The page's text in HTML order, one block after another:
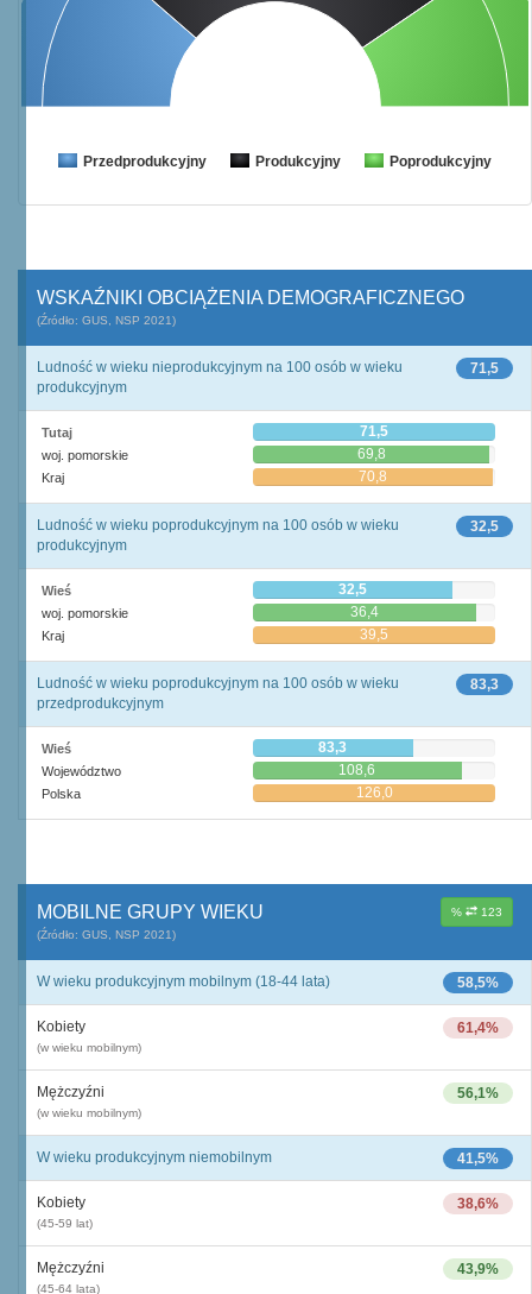
Przedprodukcyjny Produkcyjny Poprodukcyjny
WSKAŹNIKI OBCIĄŻENIA DEMOGRAFICZNEGO
(Źródło: GUS, NSP 2021)
71,5
Ludność w wieku nieprodukcyjnym na 100 osób w wieku
produkcyjnym
Tutaj 71,5
woj. pomorskie 69,8
Kraj 70,8
32,5
Ludność w wieku poprodukcyjnym na 100 osób w wieku
produkcyjnym
Wieś 32,5
woj. pomorskie 36,4
Kraj 39,5
83,3
Ludność w wieku poprodukcyjnym na 100 osób w wieku
przedprodukcyjnym
Wieś 83,3
Województwo 108,6
Polska 126,0
% 123
MOBILNE GRUPY WIEKU
(Źródło: GUS, NSP 2021)
58,5%
W wieku produkcyjnym mobilnym (18-44 lata)
61,4%
Kobiety
(w wieku mobilnym)
56,1%
Mężczyźni
(w wieku mobilnym)
41,5%
W wieku produkcyjnym niemobilnym
38,6%
Kobiety
(45-59 lat)
43,9%
Mężczyźni
(45-64 lata)